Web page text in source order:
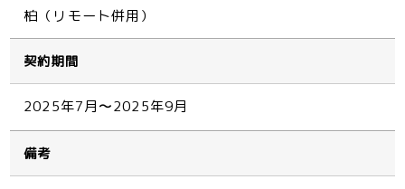
柏（リモート併用）
契約期間
2025年7月〜2025年9月
備考